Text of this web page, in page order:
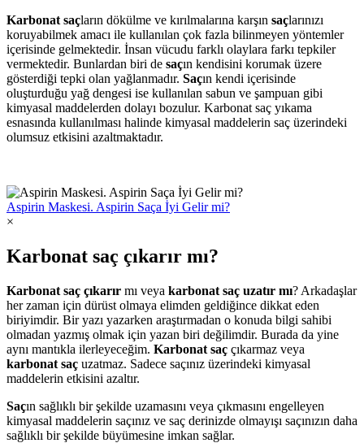
Karbonat saçların dökülme ve kırılmalarına karşın saçlarınızı
koruyabilmek amacı ile kullanılan çok fazla bilinmeyen yöntemler
içerisinde gelmektedir. İnsan vücudu farklı olaylara farkı tepkiler
vermektedir. Bunlardan biri de saçın kendisini korumak üzere
gösterdiği tepki olan yağlanmadır. Saçın kendi içerisinde
oluşturduğu yağ dengesi ise kullanılan sabun ve şampuan gibi
kimyasal maddelerden dolayı bozulur. Karbonat saç yıkama
esnasında kullanılması halinde kimyasal maddelerin saç üzerindeki
olumsuz etkisini azaltmaktadır.
Aspirin Maskesi. Aspirin Saça İyi Gelir mi?
×
Karbonat saç çıkarır mı?
Karbonat saç çıkarır mı veya karbonat saç uzatır mı? Arkadaşlar
her zaman için dürüst olmaya elimden geldiğince dikkat eden
biriyimdir. Bir yazı yazarken araştırmadan o konuda bilgi sahibi
olmadan yazmış olmak için yazan biri değilimdir. Burada da yine
aynı mantıkla ilerleyeceğim. Karbonat saç çıkarmaz veya
karbonat saç uzatmaz. Sadece saçınız üzerindeki kimyasal
maddelerin etkisini azaltır.
Saçın sağlıklı bir şekilde uzamasını veya çıkmasını engelleyen
kimyasal maddelerin saçınız ve saç derinizde olmayışı saçınızın daha
sağlıklı bir şekilde büyümesine imkan sağlar.